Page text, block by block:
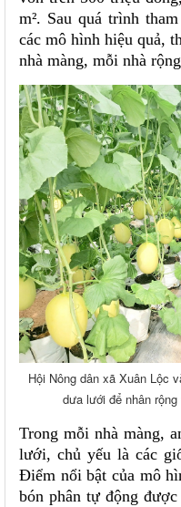
m². Sau quá trình
các mô hình hiệu quả,
nhà màng, mỗi nhà
Hội Nông dân xã Xuân Lộc
dưa lưới để nhân
Trong mỗi nhà màng,
lưới, chủ yếu là các
Điểm nổi bật của mô
bón phân tự động